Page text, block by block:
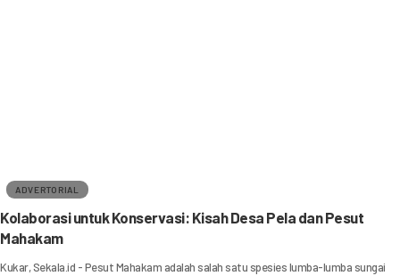
ADVERTORIAL
Kolaborasi untuk Konservasi: Kisah Desa Pela dan Pesut
Mahakam
Kukar, Sekala.id - Pesut Mahakam adalah salah satu spesies lumba-lumba sungai